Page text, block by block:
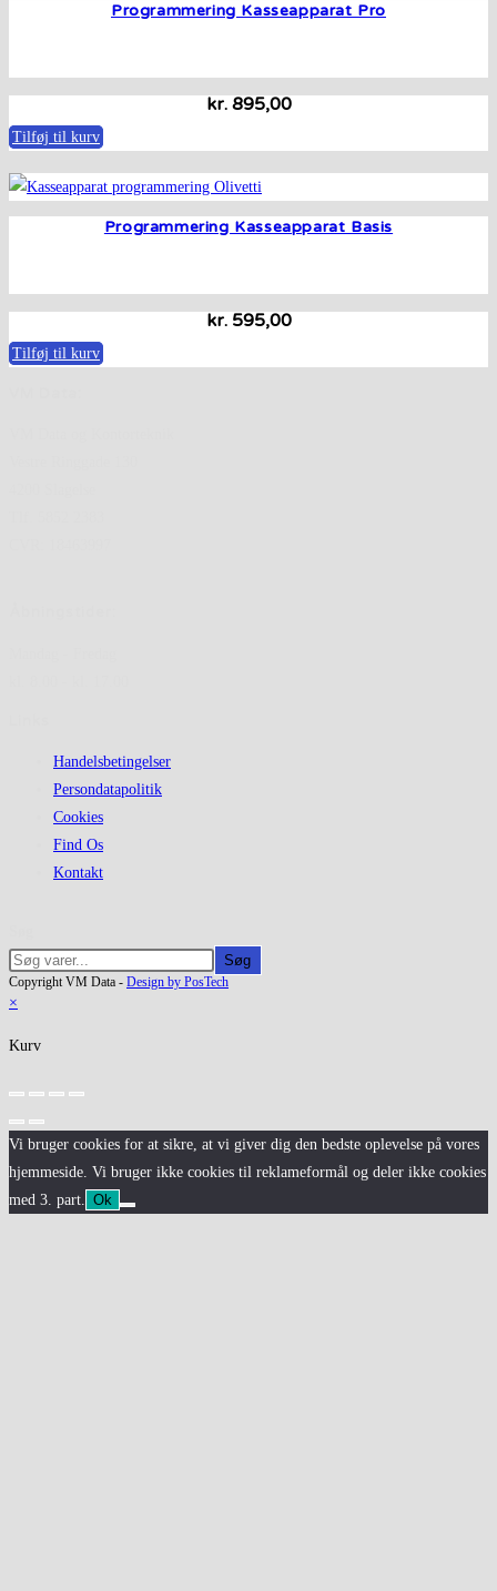
Programmering Kasseapparat Pro
kr.895,00
Tilføj til kurv
Programmering Kasseapparat Basis
kr.595,00
Tilføj til kurv
Handelsbetingelser
Persondatapolitik
Cookies
Find Os
Kontakt
Søg
Copyright VM Data - Design by PosTech
×
Kurv
Vi bruger cookies for at sikre, at vi giver dig den bedste oplevelse på vores
hjemmeside. Vi bruger ikke cookies til reklameformål og deler ikke cookies
med 3. part. Ok